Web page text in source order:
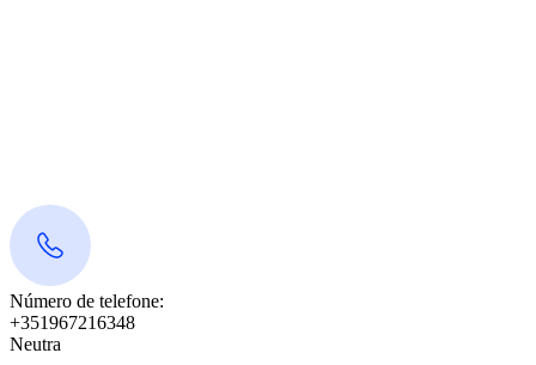
Número de telefone:
+351967216348
Neutra